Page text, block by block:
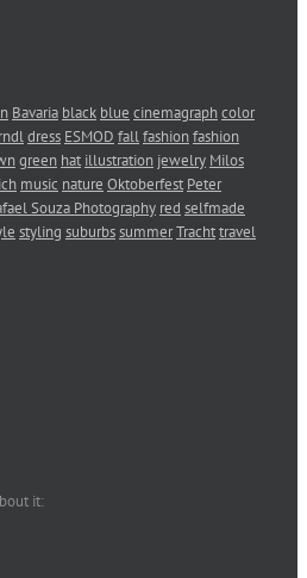
Bavaria black blue cinemagraphcolor
dress ESMOD fallfashionfashion
green hat illustration jewelry Milos
music nature Oktoberfest Peter
Souza Photography red selfmade
styling suburbssummerTrachttravel
it: